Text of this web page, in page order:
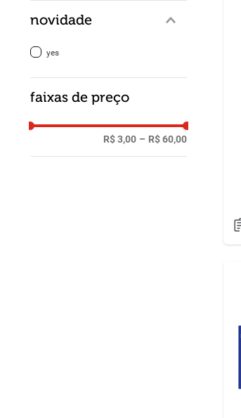
novidade
yes
faixas de preço
R$ 3,00 – R$ 60,00